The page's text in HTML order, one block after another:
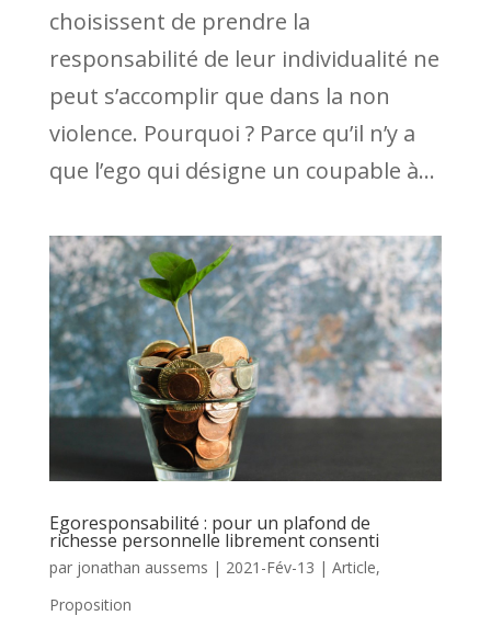
choisissent de prendre la
responsabilité de leur individualité ne
peut s’accomplir que dans la non
violence. Pourquoi ? Parce qu’il n’y a
que l’ego qui désigne un coupable à...
Egoresponsabilité : pour un plafond de
richesse personnelle librement consenti
par jonathan aussems | 2021-Fév-13 | Article,
Proposition